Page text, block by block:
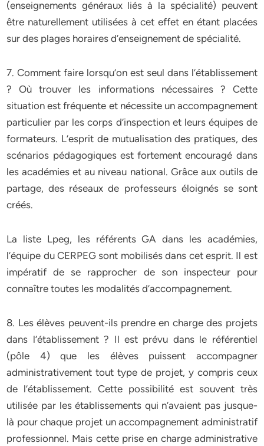
(enseignements généraux liés à la spécialité) peuvent
être naturellement utilisées à cet effet en étant placées
sur des plages horaires d’enseignement de spécialité.
7. Comment faire lorsqu’on est seul dans l’établissement
? Où trouver les informations nécessaires ? Cette
situation est fréquente et nécessite un accompagnement
particulier par les corps d’inspection et leurs équipes de
formateurs. L’esprit de mutualisation des pratiques, des
scénarios pédagogiques est fortement encouragé dans
les académies et au niveau national. Grâce aux outils de
partage, des réseaux de professeurs éloignés se sont
créés.
La liste Lpeg, les référents GA dans les académies,
l’équipe du CERPEG sont mobilisés dans cet esprit. Il est
impératif de se rapprocher de son inspecteur pour
connaître toutes les modalités d’accompagnement.
8. Les élèves peuvent-ils prendre en charge des projets
dans l’établissement ? Il est prévu dans le référentiel
(pôle 4) que les élèves puissent accompagner
administrativement tout type de projet, y compris ceux
de l’établissement. Cette possibilité est souvent très
utilisée par les établissements qui n’avaient pas jusque-
là pour chaque projet un accompagnement administratif
professionnel. Mais cette prise en charge administrative